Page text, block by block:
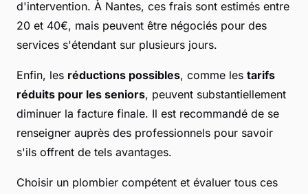
d'intervention. À Nantes, ces frais sont estimés entre
20 et 40€, mais peuvent être négociés pour des
services s'étendant sur plusieurs jours.
Enfin, les réductions possibles, comme les tarifs
réduits pour les seniors, peuvent substantiellement
diminuer la facture finale. Il est recommandé de se
renseigner auprès des professionnels pour savoir
s'ils offrent de tels avantages.
Choisir un plombier compétent et évaluer tous ces